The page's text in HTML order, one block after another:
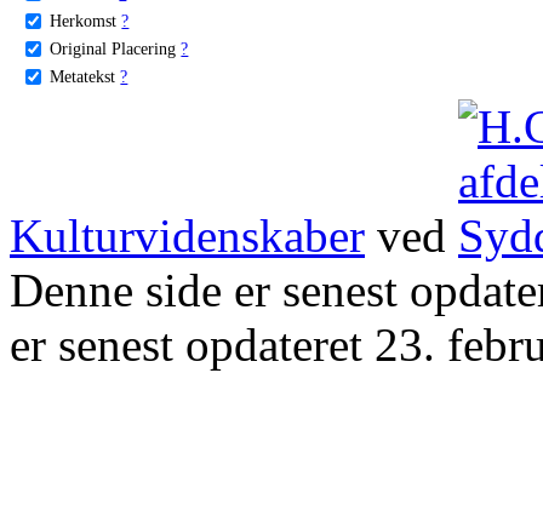
Herkomst ?
Original Placering ?
Metatekst ?
Kulturvidenskaber ved
Denne side er senest
er senest opdateret 23.